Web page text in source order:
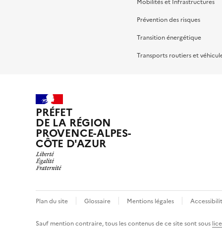
Prévention des risques
Transition énergétique
Transports routiers et
PRÉFET
DE LA RÉGION
PROVENCE-ALPES-
CÔTE D'AZUR
Plan du site Glossaire Mentions légales
Sauf mention contraire, tous les contenus de ce site sont sous